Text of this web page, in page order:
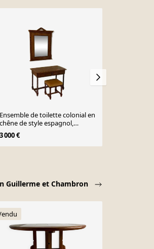
Ensemble de toilette colonial en
chêne de style espagnol,
ensemble de 3 pièces
3 000 €
Guillerme et Chambron